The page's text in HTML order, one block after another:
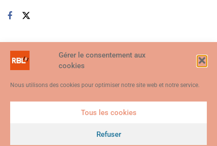
Gérer le consentement aux
cookies
Nous utilisons des cookies pour optimiser notre site web et notre service.
Tous les cookies
Refuser
vous consentez à ce que des cookies soient utilisés. Visitez notre